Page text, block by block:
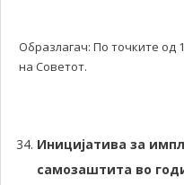
Образлагач: По точките од
на Советот.
Иницијатива за
самозаштита во